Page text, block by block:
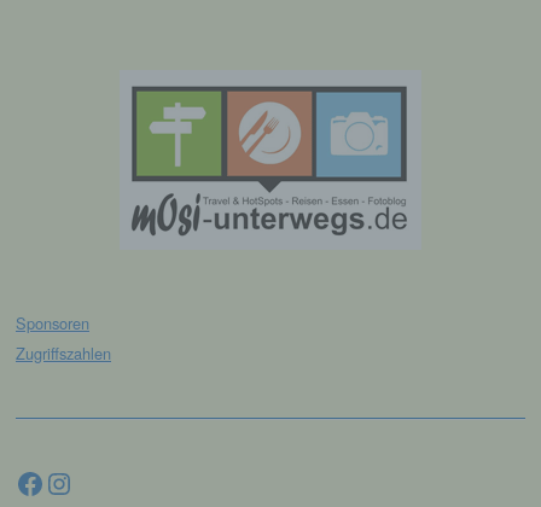
Sponsoren
Zugriffszahlen
Facebook
f) Pseudonymisierung
Pseudonymisierung ist die Verarbeitung
personenbezogener Daten in einer Weise,
auf welche die personenbezogenen Daten
ohne Hinzuziehung zusätzlicher
Maßnahmen unterliegen, die gewährleisten,
natürlichen Person zugewiesen werden.